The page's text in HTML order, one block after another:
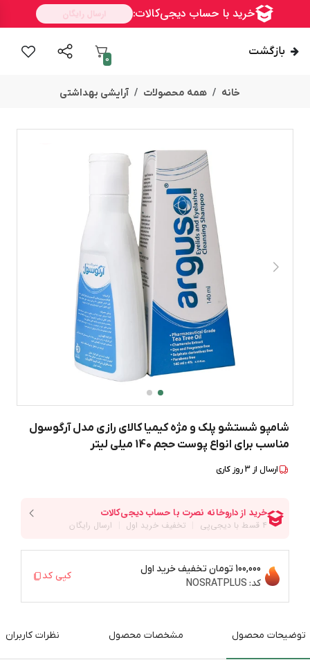
بازگشت
0
خانه همه محصولات آرایشی بهداشتی
شامپو شستشو پلک و مژه کیمیا کالای رازی مدل آرگوسول
مناسب برای انواع پوست حجم 140 میلی لیتر
ارسال از 3روز کاری
100,000 تومان
تخفیف خرید اول
کد: NOSRATPLUS
کپی کد
توضیحات محصول مشخصات محصول نظرات کاربران